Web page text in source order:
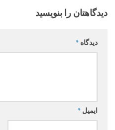
دیدگاهتان را بنویسید
دیدگاه *
ایمیل *